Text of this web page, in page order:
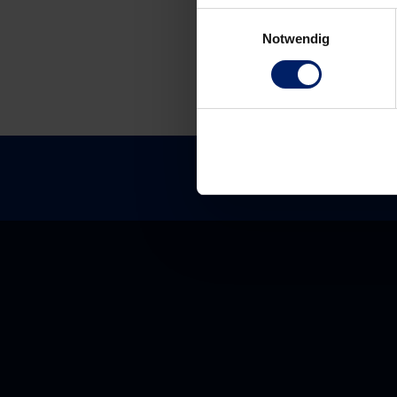
Notwendig